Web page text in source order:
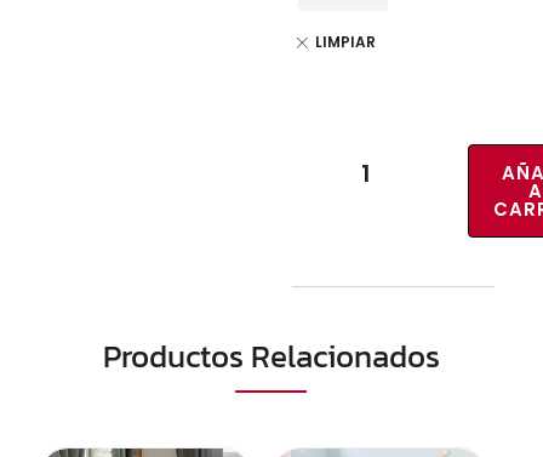
LIMPIAR
Productos Relacionados